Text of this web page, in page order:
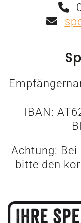
IBAN:
Achtung: Bei
bitte den